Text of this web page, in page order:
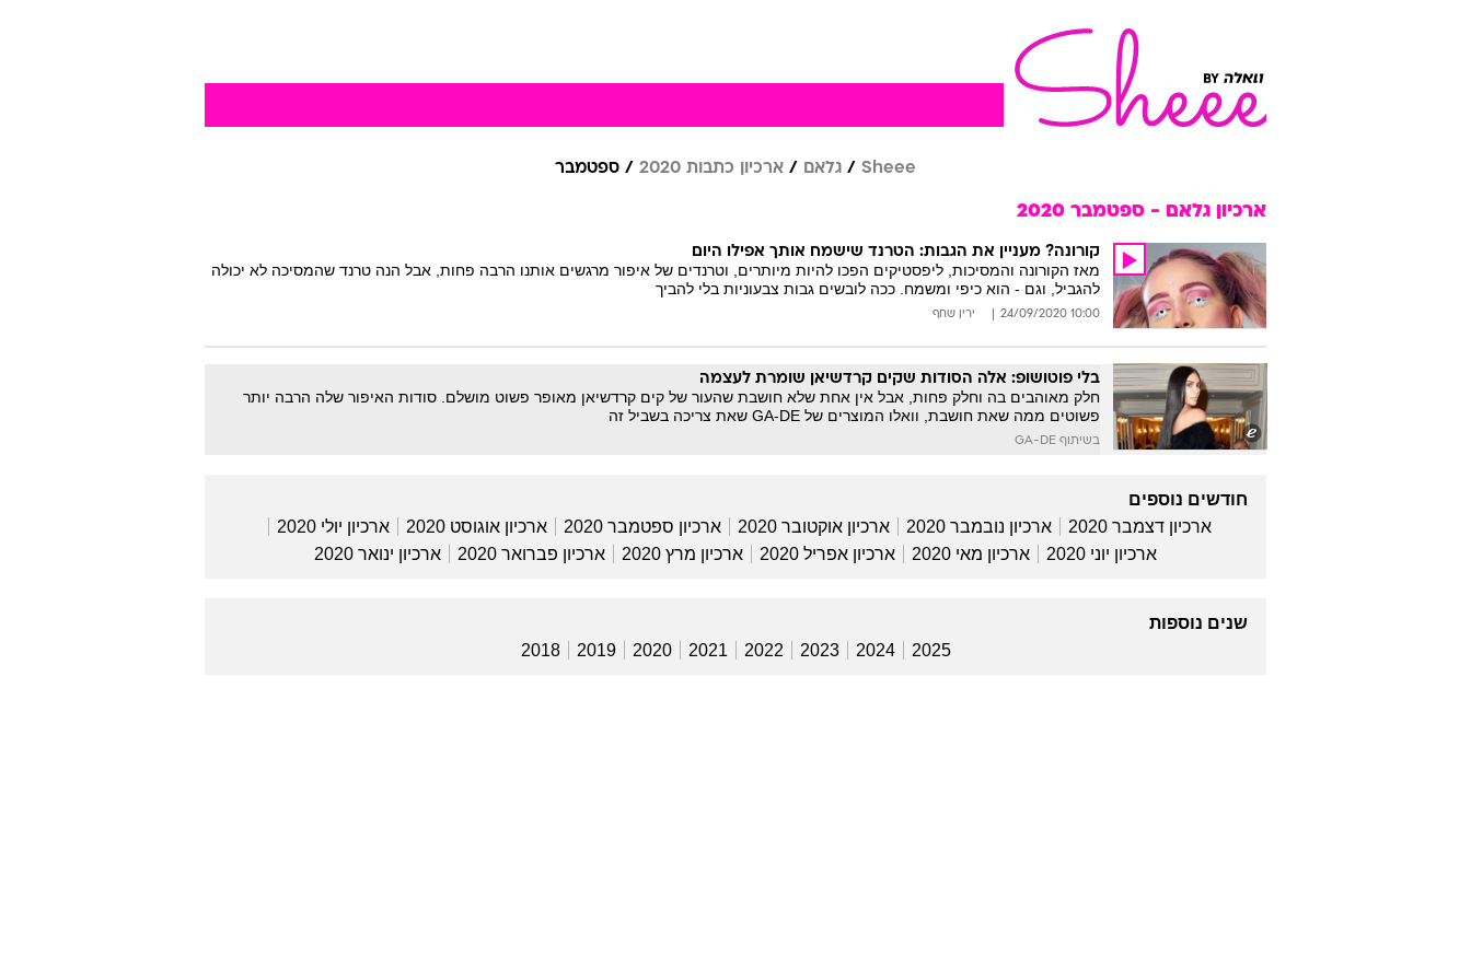
Sheee גלאם ארכיון כתבות 2020 ספטמבר
ארכיון גלאם - ספטמבר 2020
קורונה? מעניין את הגבות: הטרנד שישמח אותך אפילו היום
מאז הקורונה והמסיכות, ליפסטיקים הפכו להיות מיותרים, וטרנדים של איפור מרגשים אותנו הרבה פחות, אבל הנה טרנד שהמסיכה לא יכולה
להגביל, וגם - הוא כיפי ומשמח. ככה לובשים גבות צבעוניות בלי להביך
10:00 24/09/2020 ירין שחף
בלי פוטושופ: אלה הסודות שקים קרדשיאן שומרת לעצמה
חלק מאוהבים בה וחלק פחות, אבל אין אחת שלא חושבת שהעור של קים קרדשיאן מאופר פשוט מושלם. סודות האיפור שלה הרבה יותר
פשוטים ממה שאת חושבת, וואלו המוצרים של GA-DE שאת צריכה בשביל זה
בשיתוף GA-DE
חודשים נוספים
ארכיון דצמבר 2020
ארכיון נובמבר 2020 ארכיון אוקטובר 2020 ארכיון ספטמבר 2020 ארכיון אוגוסט 2020
ארכיון יולי 2020
ארכיון יוני 2020
ארכיון מאי 2020 ארכיון אפריל 2020 ארכיון מרץ 2020 ארכיון פברואר 2020 ארכיון ינואר 2020
שנים נוספות
2025
2024
2023
2022
2021
2020
2019
2018